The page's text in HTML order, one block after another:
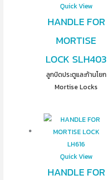
Quick View
HANDLE FOR
MORTISE
LOCK SLH403
ลูกบิดประตูและก้านโยก
Mortise Locks
Quick View
HANDLE FOR